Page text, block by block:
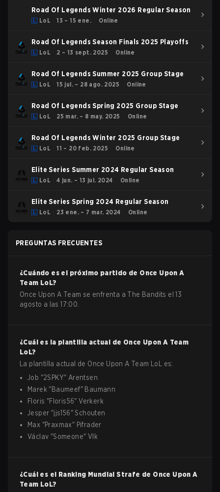
Road Of Legends Winter 2026 Regular Season
LoL 13 – 15 ene. Online
Road Of Legends Season Finals 2025 Playoffs
LoL 2 – 13 sept. 2025 Online
Road Of Legends Summer 2025 Group Stage
LoL 15 jul. – 28 ago. 2025 Online
Road Of Legends Spring 2025 Group Stage
LoL 25 mar. – 8 may. 2025 Online
Road Of Legends Winter 2025 Group Stage
LoL 11 – 20 feb. 2025 Online
Elite Series Summer 2024 Regular Season
LoL 4 jun. – 13 jul. 2024 Online
Elite Series Spring 2024 Regular Season
LoL 23 ene. – 7 mar. 2024 Online
PREGUNTAS FRECUENTES
¿Cuándo es el próximo partido de Once Upon A
Team LoL?
Once Upon A Team se enfrenta a The Bandits el 13
agosto a las 17:00.
¿Cuál es la plantilla actual de Once Upon A Team
LoL?
La plantilla actual de Once Upon A Team LoL
es:
Job "2SPKY" Arentsen
Marek "Baumeef" Baumann
Floris "Floris56"Verkerk
Jesper "jjs156"Schouten
Max "Praxmax" Pifrader
Václav "Someone" Vlk
¿Cuál es el Ranking Mundial Strafe de Once Upon A
Team LoL?